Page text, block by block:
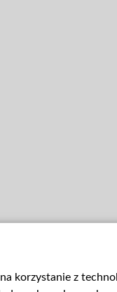
korzystanie z